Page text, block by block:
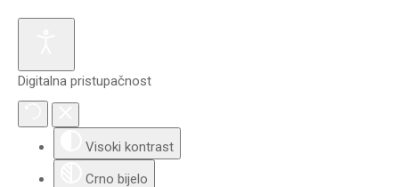
Digitalna pristupačnost
Visoki kontrast
Crno bijelo